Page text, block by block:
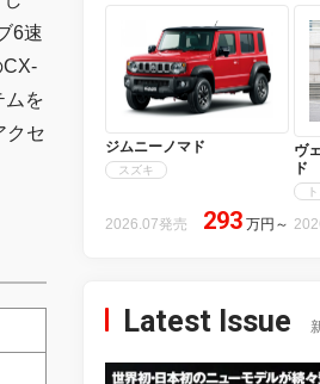
6速
CX-
ムを
クセ
ジムニーノマド
スズキ
2026.07発売 293 万円 ～
ヴ
ド
Latest Issue